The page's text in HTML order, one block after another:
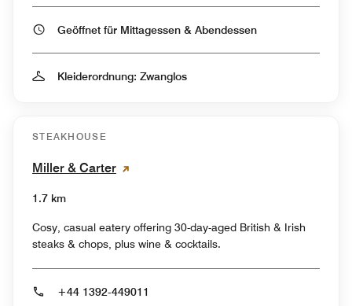
Geöffnet für Mittagessen & Abendessen
Kleiderordnung: Zwanglos
STEAKHOUSE
Miller & Carter
1.7 km
Cosy, casual eatery offering 30-day-aged British & Irish
steaks & chops, plus wine & cocktails.
+44 1392-449011